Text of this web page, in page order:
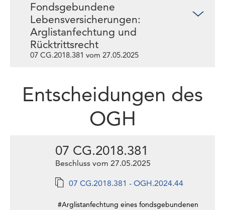
Fondsgebundene
Lebensversicherungen:
Arglistanfechtung und
Rücktrittsrecht
07 CG.2018.381 vom 27.05.2025
Entscheidungen des
OGH
07 CG.2018.381
Beschluss vom 27.05.2025
07 CG.2018.381 - OGH.2024.44
#Arglistanfechtung eines fondsgebundenen